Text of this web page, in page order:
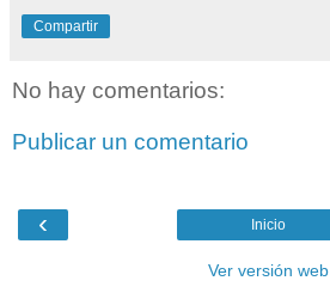
Compartir
No hay comentarios:
Publicar un comentario
‹ Inicio
Ver versión web